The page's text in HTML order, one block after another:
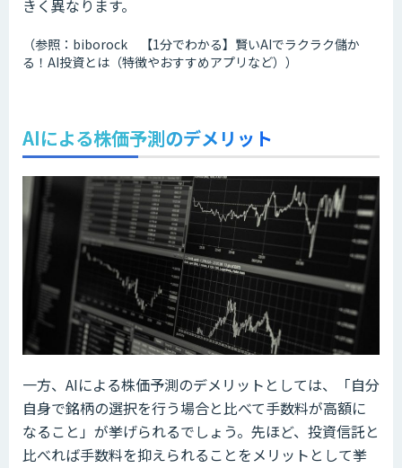
きく異なります。
（参照：biborock 【1分でわかる】賢いAIでラクラク儲か
る！AI投資とは（特徴やおすすめアプリなど））
AIによる株価予測のデメリット
一方、AIによる株価予測のデメリットとしては、「自分
自身で銘柄の選択を行う場合と比べて手数料が高額に
なること」が挙げられるでしょう。先ほど、投資信託と
比べれば手数料を抑えられることをメリットとして挙